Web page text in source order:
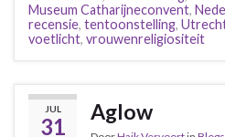
Museum Catharijneconvent,
recensie, tentoonstelling,
voetlicht, vrouwenreligiositeit
JUL
31
Aglow